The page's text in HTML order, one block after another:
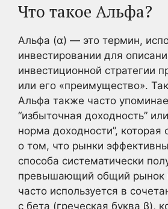
Что такое Альфа?
Альфа (α) — это термин,
инвестировании для
инвестиционной стратегии
или его «преимущество».
Альфа также часто
“избыточная доходность”
норма доходности”, которая
о том, что рынки
способа систематически
превышающий общий рынок
часто используется в
с бета (греческая буква β),